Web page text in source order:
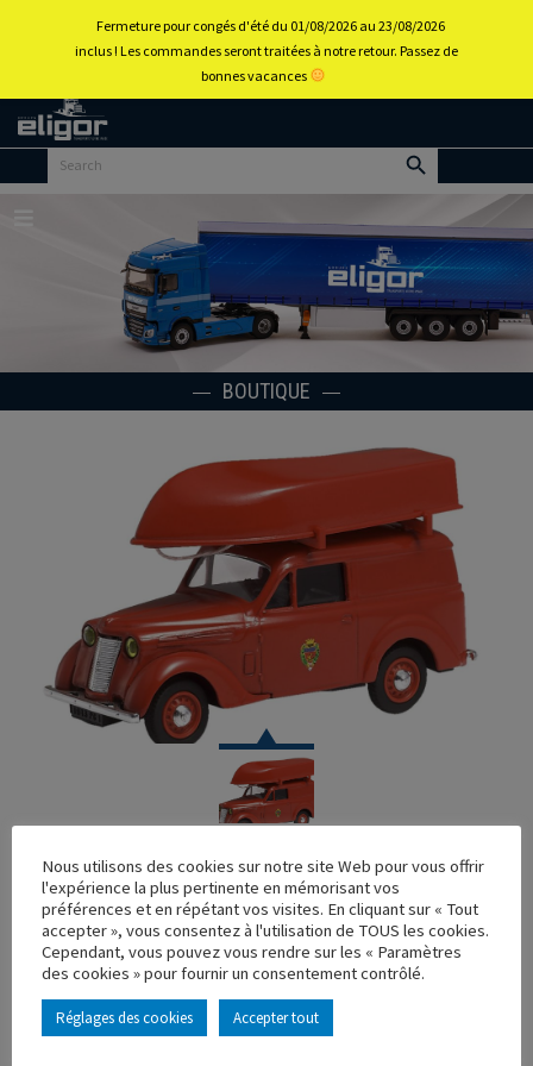
Retour
BOUTIQUE
VOITURE
RENAULT JUVAQUATRE POMPIERS BARQUE + RAMES
Réf. : 100498
Rupture de stock
Caractéristique principales :
Nous utilisons des cookies sur notre site Web pour vous offrir
l'expérience la plus pertinente en mémorisant vos
préférences et en répétant vos visites. En cliquant sur « Tout
accepter », vous consentez à l'utilisation de TOUS les cookies.
Cependant, vous pouvez vous rendre sur les « Paramètres
des cookies » pour fournir un consentement contrôlé.
Réglages des cookies Accepter tout
Fermeture pour congés d'été du 01/08/2026 au 23/08/2026
inclus ! Les commandes seront traitées à notre retour. Passez de
bonnes vacances